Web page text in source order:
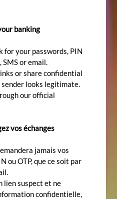
banking
for your passwords, PIN
SMS or email.
or share confidential
looks legitimate.
our official
vos échanges
jamais vos
ou OTP, que ce soit par
lien suspect et ne
confidentielle,